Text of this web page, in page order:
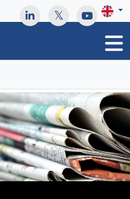
activities? We take your
our privacy policy for details